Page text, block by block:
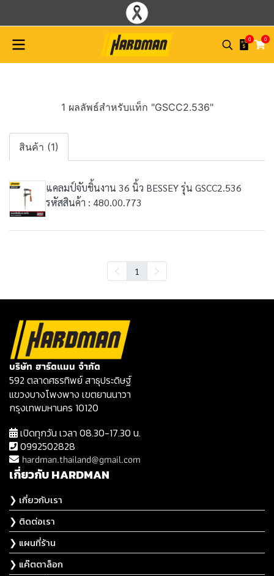
0 0
1 ผลลัพธ์สำหรับแท็ก "GSCC2.536"
สินค้า (1)
แคลมป์จับชิ้นงาน 36 นิ้ว BESSEY รุ่น GSCC2.536
รหัสสินค้า : 480.00.773
1
บริษัท ฮาร์ดแมน จำกัด
592 ตลาดศธรทิพย์ สาธุประดิษฐ์
แขวงบางโพงพาง เขตยานนาวา
กรุงเทพมหานคร 10120
เปิดทุกวัน เวลา 08.30-17.30 น.
0992502828
hardman.thailand@gmail.com
เกี่ยวกับ HARDMAN
❯ เกี่ยวกับเรา
❯ ติดต่อเรา
❯ แผนที่ร้าน
❯ แค๊ตตาล็อก